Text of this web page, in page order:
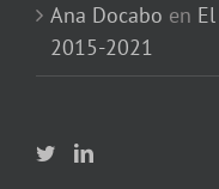
Ana Docabo en
2015-2021